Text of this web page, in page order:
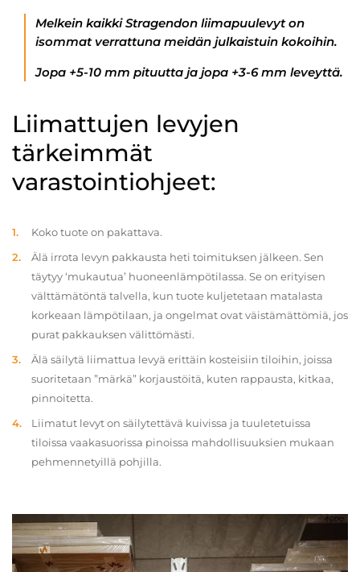
Melkein kaikki Stragendon liimapuulevyt on
isommat verrattuna meidän julkaistuin kokoihin.
Jopa +5-10 mm pituutta ja jopa +3-6 mm leveyttä.
Liimattujen levyjen
tärkeimmät
varastointiohjeet:
Koko tuote on pakattava.
Älä irrota levyn pakkausta heti toimituksen jälkeen. Sen
täytyy ‘mukautua’ huoneenlämpötilassa. Se on erityisen
välttämätöntä talvella, kun tuote kuljetetaan matalasta
korkeaan lämpötilaan, ja ongelmat ovat väistämättömiä, jos
purat pakkauksen välittömästi.
Älä säilytä liimattua levyä erittäin kosteisiin tiloihin, joissa
suoritetaan ”märkä” korjaustöitä, kuten rappausta, kitkaa,
pinnoitetta.
Liimatut levyt on säilytettävä kuivissa ja tuuletetuissa
tiloissa vaakasuorissa pinoissa mahdollisuuksien mukaan
pehmennetyillä pohjilla.